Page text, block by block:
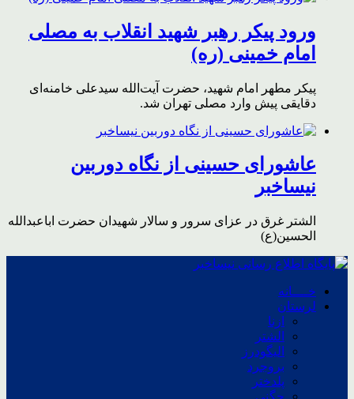
ورود پیکر رهبر شهید انقلاب به مصلی
امام خمینی (ره)
پیکر مطهر امام شهید،‌ حضرت آیت‌الله سیدعلی خامنه‌ای
دقایقی پیش وارد مصلی تهران شد.
عاشورای حسینی از نگاه دوربین
نیساخبر
الشتر غرق در عزای سرور و سالار شهیدان حضرت اباعبدالله
الحسین(ع)
خــــانه
لرستان
ازنا
الشتر
الیگودرز
بروجرد
پلدختر